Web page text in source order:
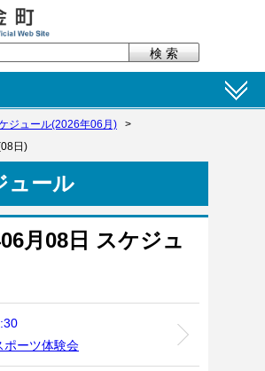
ジュール(2026年06月)
>
日)
ュール
月08日 スケジュ
ポーツ体験会